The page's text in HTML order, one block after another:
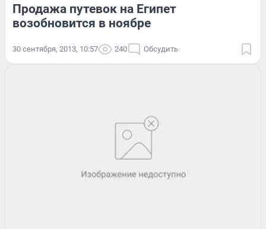
Продажа путевок на Египет
возобновится в ноябре
30 сентября, 2013, 10:57 240 Обсудить